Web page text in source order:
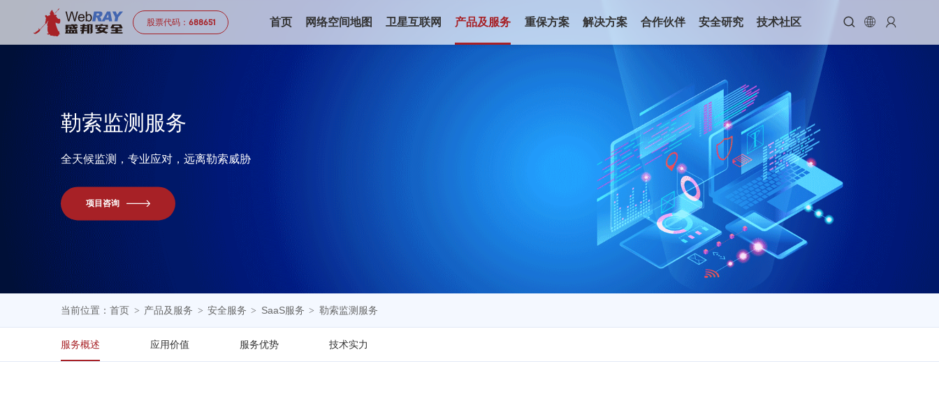
股票代码： 688651 首页 网络空间地图 卫星互联网 产品及服务 重保方案 解决方案 合作伙伴 安全研究 技术社区   
勒索监测 服务
全天候监测，专业应对，远离勒索威胁
项目咨询
当前位置：首页 > 产品及服务 > 安全服务 > SaaS服务 > 勒索监测服务
服务概述 应用价值 服务优势 技术实力